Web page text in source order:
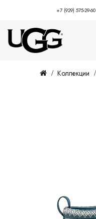
+7 (929) 575-29-60
Коллекции